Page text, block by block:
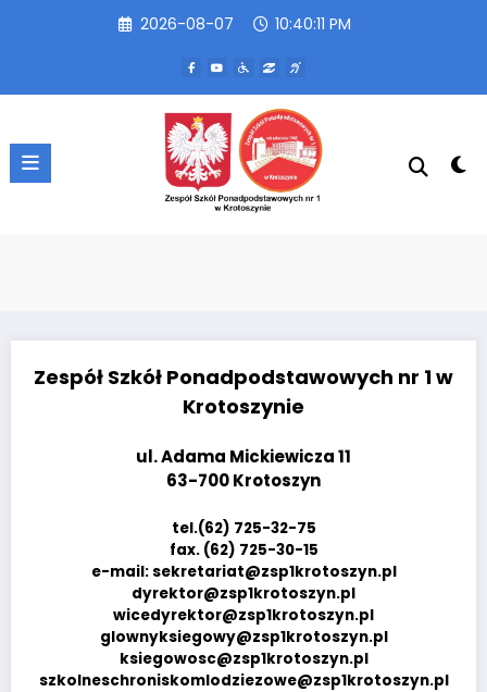
2026-08-07 10:40:11 PM
Zespół Szkół Ponadpodstawowych nr 1 w
Krotoszynie
ul. Adama Mickiewicza 11
63-700 Krotoszyn
tel.(62) 725-32-75
fax. (62) 725-30-15
e-mail: sekretariat@zsp1krotoszyn.pl
dyrektor@zsp1krotoszyn.pl
wicedyrektor@zsp1krotoszyn.pl
glownyksiegowy@zsp1krotoszyn.pl
ksiegowosc@zsp1krotoszyn.pl
szkolneschroniskomlodziezowe@zsp1krotoszyn.pl